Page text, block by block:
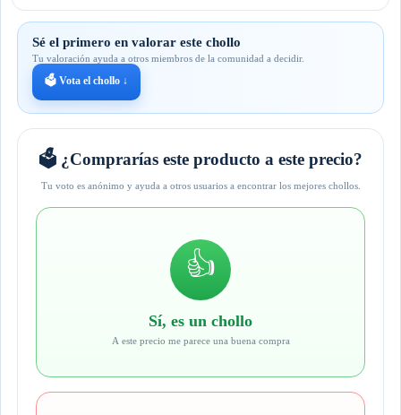
Sé el primero en valorar este chollo
Tu valoración ayuda a otros miembros de la comunidad a decidir.
🗳️ Vota el chollo ↓
🗳️ ¿Comprarías este producto a este precio?
Tu voto es anónimo y ayuda a otros usuarios a encontrar los mejores chollos.
👍
Sí, es un chollo
A este precio me parece una buena compra